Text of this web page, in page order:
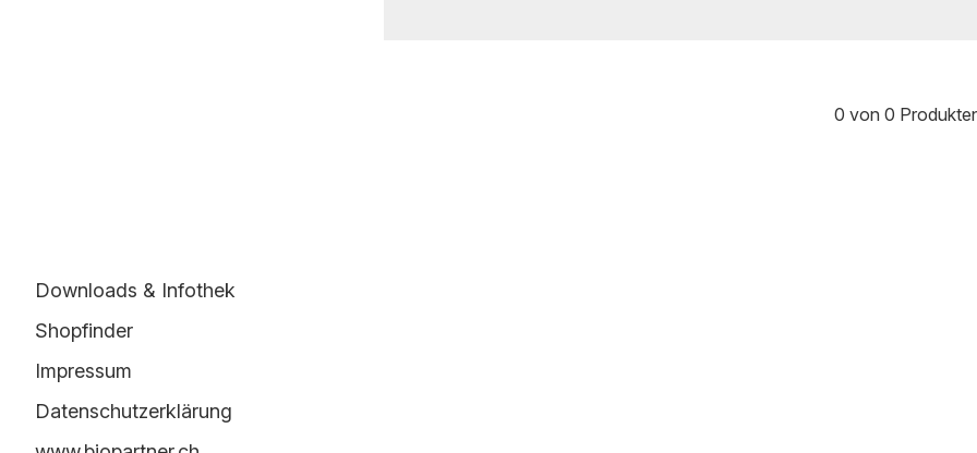
Downloads & Infothek
Shopfinder
Impressum
Datenschutzerklärung
0 von 0